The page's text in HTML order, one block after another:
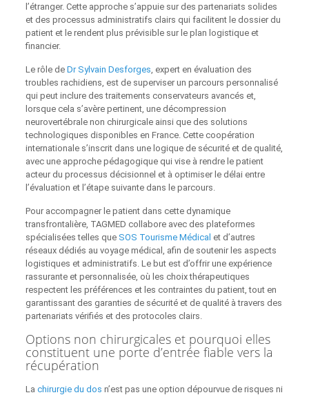
l’étranger. Cette approche s’appuie sur des partenariats solides
et des processus administratifs clairs qui facilitent le dossier du
patient et le rendent plus prévisible sur le plan logistique et
financier.
Le rôle de Dr Sylvain Desforges , expert en évaluation des
troubles rachidiens, est de superviser un parcours personnalisé
qui peut inclure des traitements conservateurs avancés et,
lorsque cela s’avère pertinent, une décompression
neurovertébrale non chirurgicale ainsi que des solutions
technologiques disponibles en France. Cette coopération
internationale s’inscrit dans une logique de sécurité et de qualité,
avec une approche pédagogique qui vise à rendre le patient
acteur du processus décisionnel et à optimiser le délai entre
l’évaluation et l’étape suivante dans le parcours.
Pour accompagner le patient dans cette dynamique
transfrontalière, TAGMED collabore avec des plateformes
spécialisées telles que SOS Tourisme Médical et d’autres
réseaux dédiés au voyage médical, afin de soutenir les aspects
logistiques et administratifs. Le but est d’offrir une expérience
rassurante et personnalisée, où les choix thérapeutiques
respectent les préférences et les contraintes du patient, tout en
garantissant des garanties de sécurité et de qualité à travers des
partenariats vérifiés et des protocoles clairs.
Options non chirurgicales et pourquoi elles
constituent une porte d’entrée fiable vers la
récupération
La chirurgie du dos n’est pas une option dépourvue de risques ni